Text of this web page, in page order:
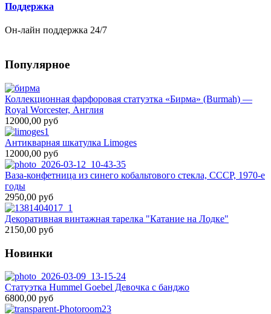
Поддержка
Он-лайн поддержка 24/7
Популярное
Коллекционная фарфоровая статуэтка «Бирма» (Burmah) —
Royal Worcester, Англия
12000,00 руб
Антикварная шкатулка Limoges
12000,00 руб
Ваза-конфетница из синего кобальтового стекла, СССР, 1970-е
годы
2950,00 руб
Декоративная винтажная тарелка "Катание на Лодке"
2150,00 руб
Новинки
Статуэтка Hummel Goebel Девочка с банджо
6800,00 руб